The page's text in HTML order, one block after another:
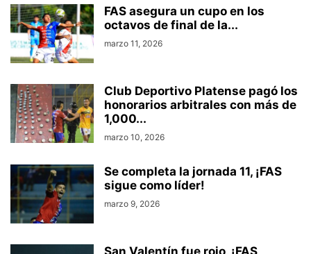
FAS asegura un cupo en los
octavos de final de la...
marzo 11, 2026
Club Deportivo Platense pagó los
honorarios arbitrales con más de
1,000...
marzo 10, 2026
Se completa la jornada 11, ¡FAS
sigue como líder!
marzo 9, 2026